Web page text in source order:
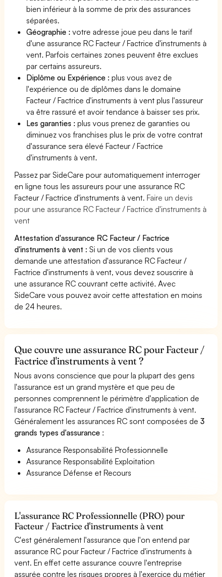
bien inférieur à la somme de prix des assurances
séparées.
Géographie :votre adresse joue peu dans le tarif
d'une assurance RC Facteur / Factrice d'instruments à
vent. Parfois certaines zones peuvent être exclues
par certains assureurs.
Diplôme ou Expérience :plus vous avez de
l'expérience ou de diplômes dans le domaine
Facteur / Factrice d'instruments à vent plus l'assureur
va être rassuré et avoir tendance à baisser ses prix.
Les garanties :plus vous prenez de garanties ou
diminuez vos franchises plus le prix de votre contrat
d'assurance sera élevé Facteur / Factrice
d'instruments à vent.
Passez par SideCare pour automatiquement interroger
en ligne tous les assureurs pour une assurance RC
Facteur / Factrice d'instruments à vent.Faire un devis
pour une assurance RC Facteur / Factrice d'instruments à
vent
Attestation d'assurance RC Facteur / Factrice
d'instruments à vent : Si un de vos clients vous
demande une attestation d'assurance RC Facteur /
Factrice d'instruments à vent, vous devez souscrire à
une assurance RC couvrant cette activité. Avec
SideCare vous pouvez avoir cette attestation en moins
de 24 heures.
Que couvre une assurance RC pour Facteur /
Factrice d'instruments à vent ?
Nous avons conscience que pour la plupart des gens
l'assurance est un grand mystère et que peu de
personnes comprennent le périmètre d'application de
l'assurance RC Facteur / Factrice d'instruments à vent.
Généralement les assurances RC sont composées de3
grands types d'assurance :
Assurance Responsabilité Professionnelle
Assurance Responsabilité Exploitation
Assurance Défense et Recours
L'assurance RC Professionnelle (PRO) pour
Facteur / Factrice d'instruments à vent
C'est généralement l'assurance que l'on entend par
assurance RC pour Facteur / Factrice d'instruments à
vent. En effet cette assurance couvre l'entreprise
assurée contre les risques propres à l'exercice du métier